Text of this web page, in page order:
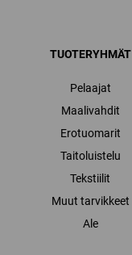
TUOTERYHMÄT
Pelaajat
Maalivahdit
Erotuomarit
Taitoluistelu
Tekstiilit
Muut tarvikkeet
Ale